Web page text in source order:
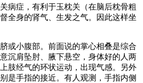
病症，有利于玉枕关（在脑后枕骨粗
全身的肾气、生发之气。因此这样坐
或小腹部。前面说的掌心相叠是综合
沉肩坠肘、腋下悬空，身体好的人两
肢经气的环状运动，出现气感。另外
是手指的接近。有人观测，手指内侧